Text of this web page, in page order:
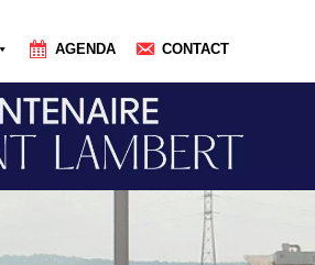
AGENDA CONTACT